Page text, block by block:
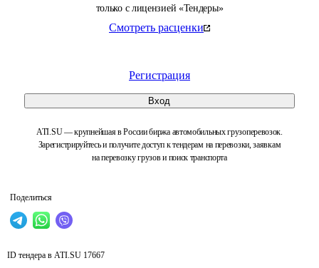
только с лицензией «Тендеры»
Смотреть расценки
Регистрация
Вход
ATI.SU — крупнейшая в России биржа автомобильных грузоперевозок.
Зарегистрируйтесь и получите доступ к тендерам на перевозки, заявкам
на перевозку грузов и поиск транспорта
Поделиться
ID тендера в ATI.SU 17667